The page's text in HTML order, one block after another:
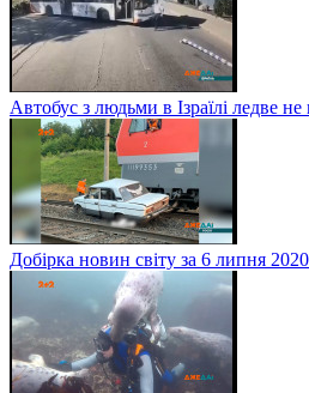
Автобус з людьми в Ізраїлі ледве не
Добірка новин світу за 6 липня